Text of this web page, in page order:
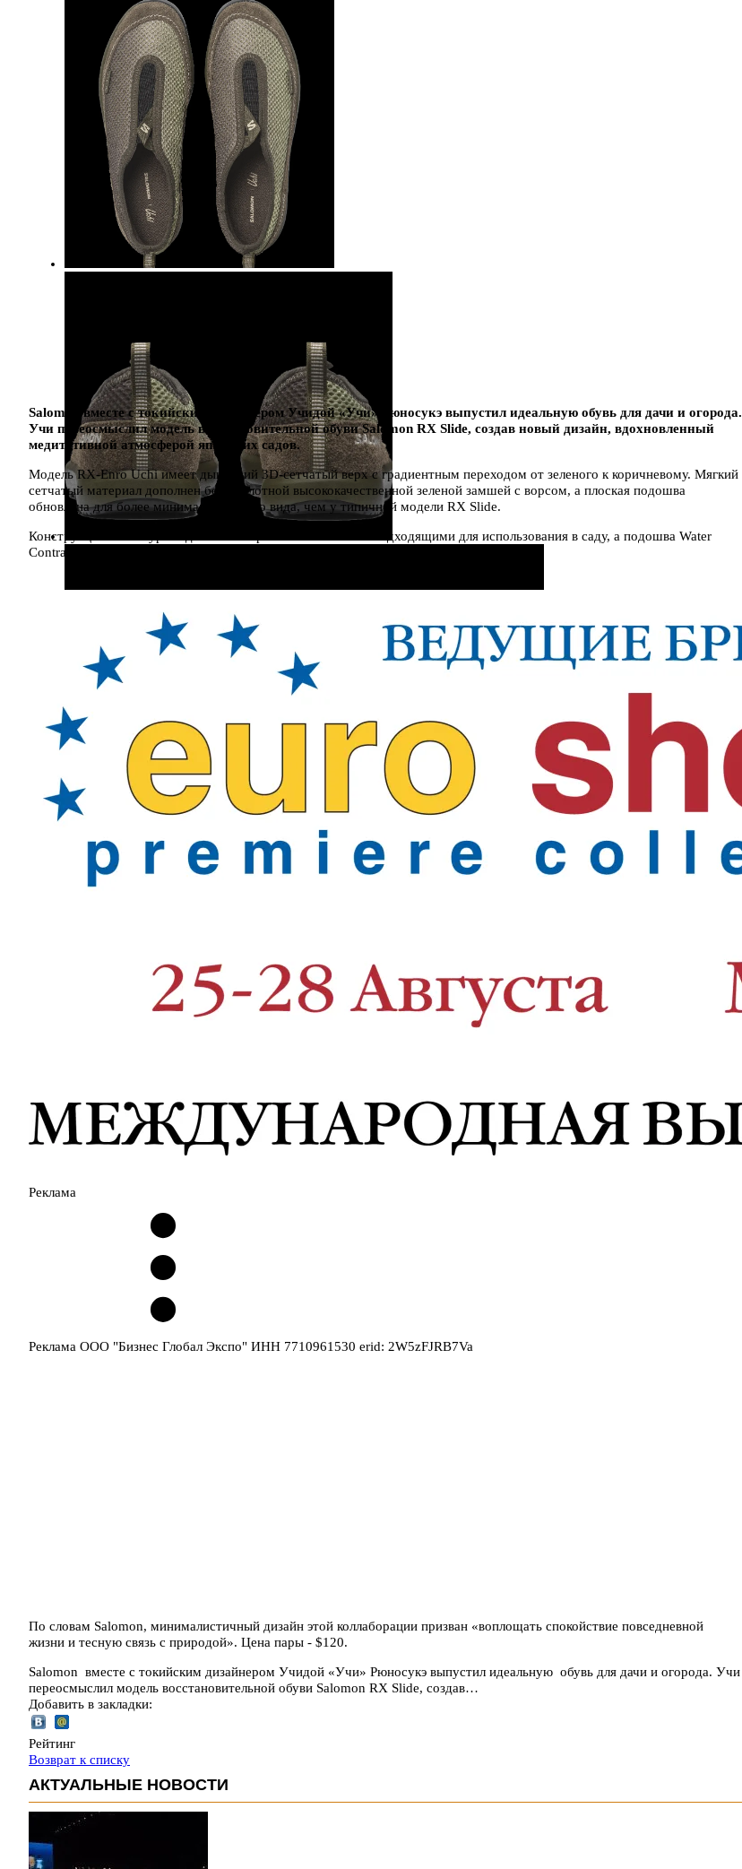
Salomon вместе с токийским дизайнером Учидой «Учи» Рюносукэ выпустил идеальную обувь для дачи и огорода.
Учи переосмыслил модель восстановительной обуви Salomon RX Slide, создав новый дизайн, вдохновленный
медитативной атмосферой японских садов.
Модель RX-Enro Uchi имеет дышащий 3D-сетчатый верх с градиентным переходом от зеленого к коричневому. Мягкий
сетчатый материал дополнен более плотной высококачественной зеленой замшей с ворсом, а плоская подошва
обновлена ​​для более минималистичного вида, чем у типичной модели RX Slide.
Конструкция без шнурков делает эти кроссовки особенно подходящими для использования в саду, а подошва Water
ContraGrip обеспечивает сцепление со скользкими поверхностями.
Реклама
Реклама ООО "Бизнес Глобал Экспо" ИНН 7710961530 erid: 2W5zFJRB7Va
По словам Salomon, минималистичный дизайн этой коллаборации призван «воплощать спокойствие повседневной
жизни и тесную связь с природой». Цена пары - $120.
Salomon вместе с токийским дизайнером Учидой «Учи» Рюносукэ выпустил идеальную обувь для дачи и огорода. Учи
переосмыслил модель восстановительной обуви Salomon RX Slide, создав…
Добавить в закладки:
Рейтинг
Возврат к списку
АКТУАЛЬНЫЕ НОВОСТИ